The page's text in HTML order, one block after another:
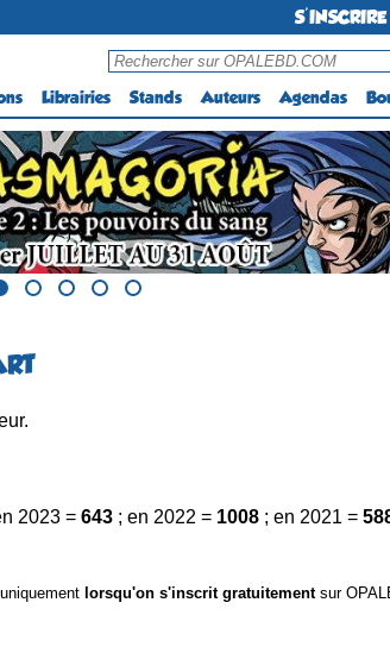
S'INSCRIRE
Librairies Stands Auteurs Agendas
2023 = 643 ; en 2022 = 1008 ; en 2021 =
lorsqu'on s'inscrit gratuitementsur